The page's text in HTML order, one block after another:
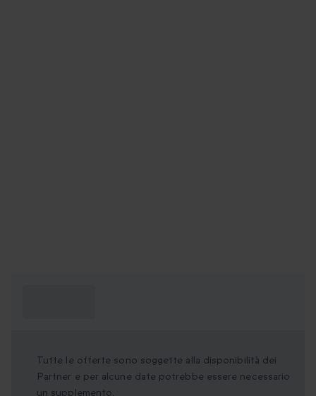
Tutte le offerte sono soggette alla disponibilità dei
Partner e per alcune date potrebbe essere necessario
un supplemento.